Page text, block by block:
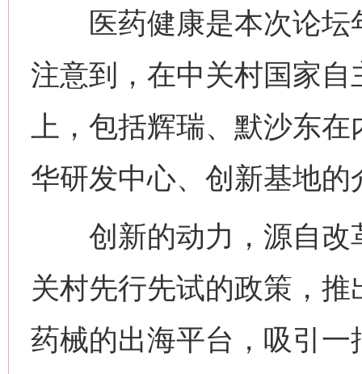
医药健康是本次论坛
注意到，在中关村国家
上，包括辉瑞、默沙东
华研发中心、创新基地的
创新的动力，源自改革
关村先行先试的政策，
药械的出海平台，吸引